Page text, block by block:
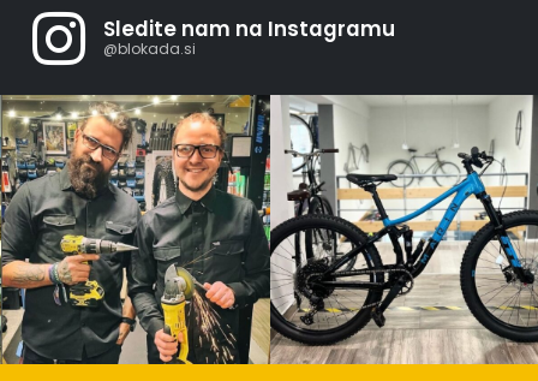
Sledite nam na Instagramu
@blokada.si